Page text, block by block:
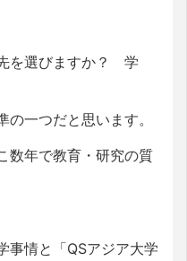
を選びますか？ 学
の一つだと思います。
数年で教育・研究の質
事情と「QSアジア大学